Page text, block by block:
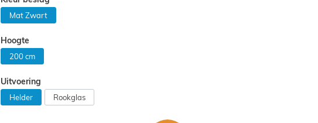
Mat Zwart
Hoogte
200 cm
Uitvoering
Helder Rookglas